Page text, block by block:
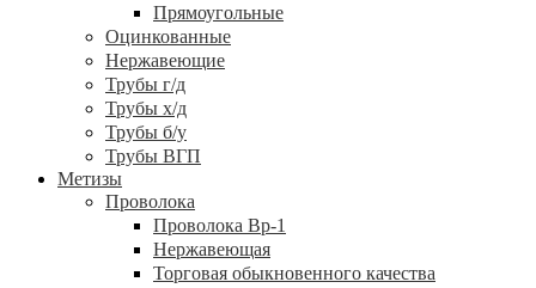
Прямоугольные
Оцинкованные
Нержавеющие
Трубы г/д
Трубы х/д
Трубы б/у
Трубы ВГП
Метизы
Проволока
Проволока Вр-1
Нержавеющая
Торговая обыкновенного качества